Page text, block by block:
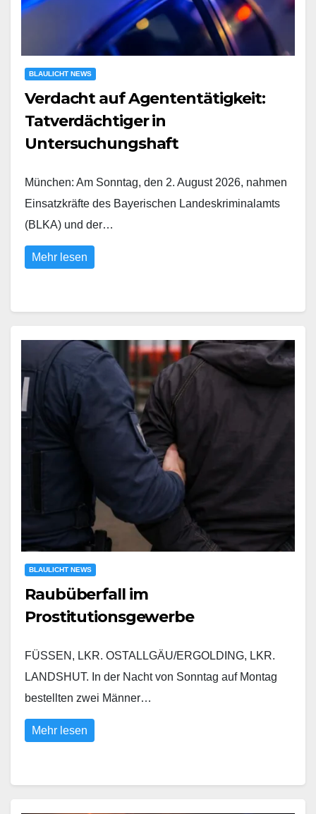
BLAULICHT NEWS
Verdacht auf Agententätigkeit:
Tatverdächtiger in
Untersuchungshaft
München: Am Sonntag, den 2. August 2026, nahmen
Einsatzkräfte des Bayerischen Landeskriminalamts
(BLKA) und der…
Mehr lesen
BLAULICHT NEWS
Raubüberfall im
Prostitutionsgewerbe
FÜSSEN, LKR. OSTALLGÄU/ERGOLDING, LKR.
LANDSHUT. In der Nacht von Sonntag auf Montag
bestellten zwei Männer…
Mehr lesen